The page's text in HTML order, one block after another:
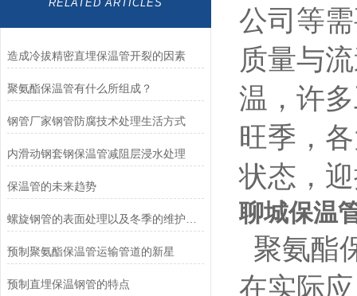
RELATED ARTICLES
造成冷拔精密直埋保温管开裂的因素
聚氨酯保温管有什么所组成？
钢管厂家钢管防腐技术处理生活方式
内滑动钢套钢保温管减阻层浸水处理
保温管的未来趋势
预制聚氨酯保温管运输管道的新星
预制直埋保温钢管的特点
公司等
质量与
温，许
旺季，
状态，
聊城保温
聚氨酯
在实际